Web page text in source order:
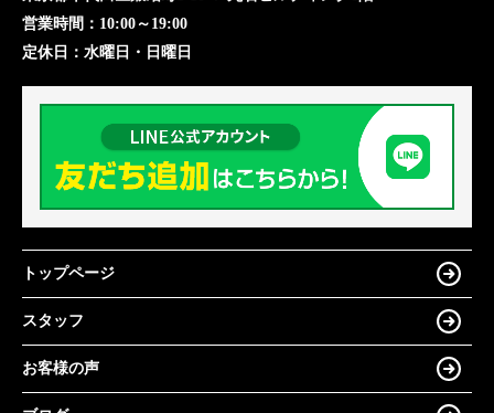
営業時間： 10:00～19:00
定休日： 水曜日・日曜日
トップページ
スタッフ
お客様の声